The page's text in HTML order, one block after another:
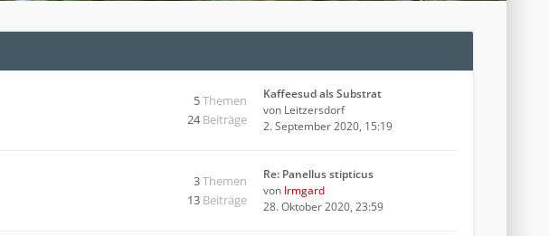
5Themen
24Beiträge
Kaffeesud als Substrat
von Leitzersdorf
2. September 2020, 15:19
3Themen
13 Beiträge
Re: Panellus stipticus
von Irmgard
28. Oktober 2020, 23:59